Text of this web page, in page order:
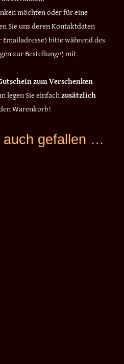
möchten oder für eine
Sie uns deren Kontaktdaten
bitte während des
zur Bestellung“) mit.
zum Verschenken
legen Sie einfachzusätzlich
Warenkorb!
auch gefallen …